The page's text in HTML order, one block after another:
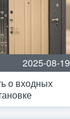
2025-08-19
о входных